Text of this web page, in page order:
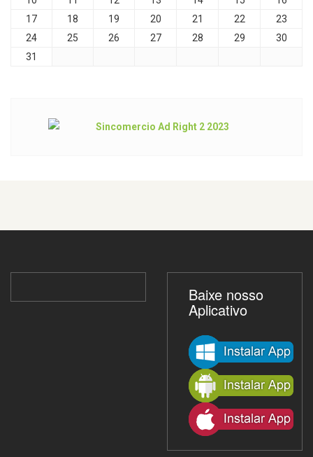
17
18 19 20 21 22
23
24
25 26 27 28 29
30
31
Baixe nosso
Aplicativo